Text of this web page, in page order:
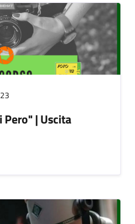
Pero" | Uscita